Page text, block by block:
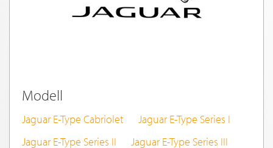
Modell
Jaguar E-Type Cabriolet
Jaguar E-Type Series I
Jaguar E-Type Series II
Jaguar E-Type Series III